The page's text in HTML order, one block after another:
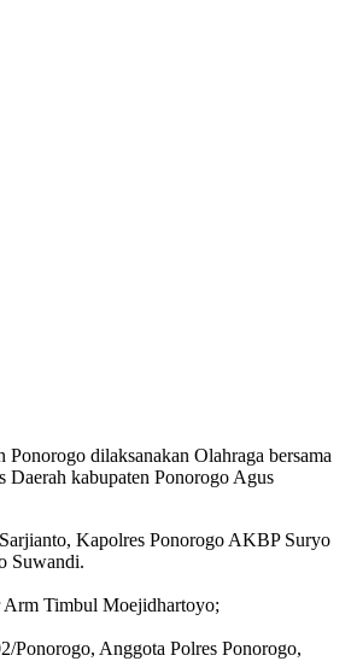
dilaksanakan Olahraga bersama
kabupaten Ponorogo Agus
Kapolres Ponorogo AKBP Suryo
Suwandi.
Timbul Moejidhartoyo;
Ponorogo, Anggota Polres Ponorogo,